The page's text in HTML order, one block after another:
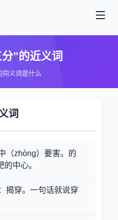
”的近义词
同义词是什么
词
（zhòng）要害。的
的中心。
揭穿。一句话就说穿